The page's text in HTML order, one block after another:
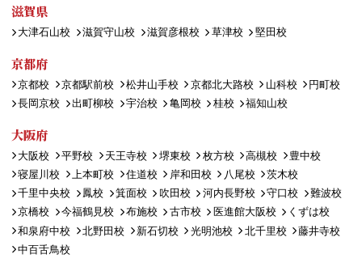
滋賀県
大津石山校 滋賀守山校 滋賀彦根校 草津校 堅田校
京都府
京都校 京都駅前校 松井山手校 京都北大路校 山科校
円町校
長岡京校
出町柳校 宇治校 亀岡校 桂校 福知山校
大阪府
大阪校 平野校 天王寺校 堺東校 枚方校 高槻校
豊中校
寝屋川校
上本町校 住道校 岸和田校 八尾校
茨木校
千里中央校
鳳校 箕面校 吹田校 河内長野校 守口校
難波校
京橋校
今福鶴見校 布施校 古市校 医進館大阪校
くずは校
和泉府中校
北野田校 新石切校 光明池校 北千里校
藤井寺校
中百舌鳥校